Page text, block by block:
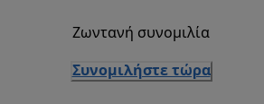
Ζωντανή συνομιλία
Συνομιλήστε τώρα